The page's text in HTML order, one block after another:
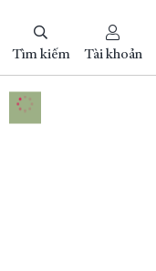
Tìm kiếm Tài khoản